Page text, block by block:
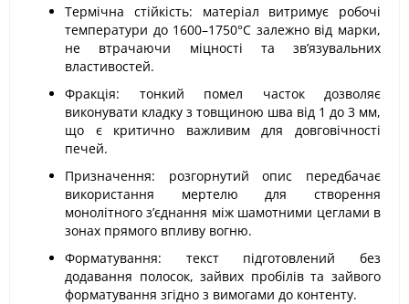
Термічна стійкість: матеріал витримує робочі
температури до 1600–1750°C залежно від марки,
не втрачаючи міцності та зв’язувальних
властивостей.
Фракція: тонкий помел часток дозволяє
виконувати кладку з товщиною шва від 1 до 3 мм,
що є критично важливим для довговічності
печей.
Призначення: розгорнутий опис передбачає
використання мертелю для створення
монолітного з’єднання між шамотними цеглами в
зонах прямого впливу вогню.
Форматування: текст підготовлений без
додавання полосок, зайвих пробілів та зайвого
форматування згідно з вимогами до контенту.